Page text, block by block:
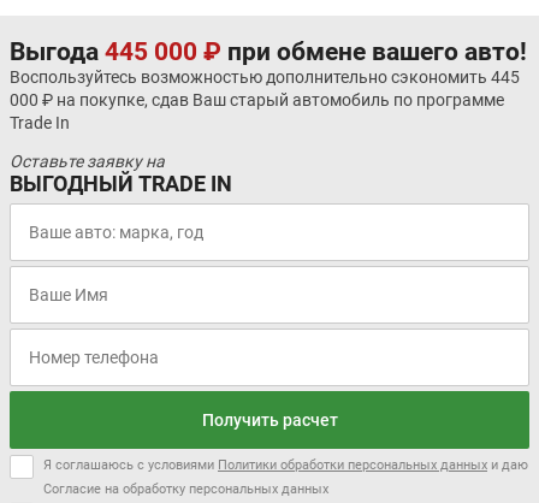
Выгода 445 000 ₽ при обмене вашего авто!
Воспользуйтесь возможностью дополнительно сэкономить 445
000 ₽ на покупке, сдав Ваш старый автомобиль по программе
Trade In
Оставьте заявку на
ВЫГОДНЫЙ TRADE IN
Получить расчет
Я соглашаюсь с условиями Политики обработки персональных данных и даю
Согласие на обработку персональных данных